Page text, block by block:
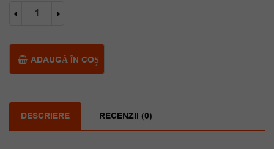
Cantitate
Ceas
cristale
ADAUGĂ ÎN COȘ
DESCRIERE RECENZII (0)